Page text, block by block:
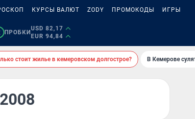
КУРСЫ ВАЛЮТ ZODY ПРОМОКОДЫ ИГРЫ
ПРОБКИ
USD 82,17
EUR 94,84
стоит жилье в кемеровском долгострое? В Кемерове